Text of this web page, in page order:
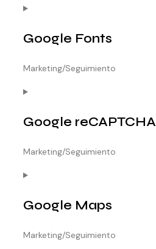
CONSENT
SERVICE
SECURITY
Google Fonts
Marketing/Seguimiento
CONSENT
SERVICE
FONTS
Google reCAPTCHA
Marketing/Seguimiento
CONSENT
SERVICE
RECAPTCHA
Google Maps
Marketing/Seguimiento